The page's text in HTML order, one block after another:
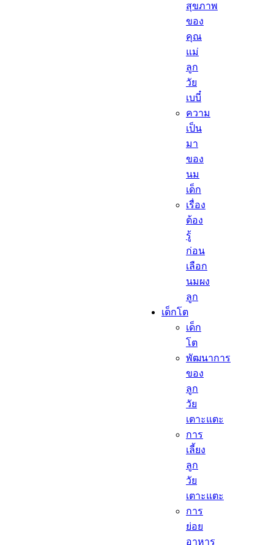
สุขภาพ
ของ
คุณ
แม่
ลูก
วัย
เบบี๋
ความ
เป็น
มา
ของ
นม
เด็ก
เรื่อง
ต้อง
รู้
ก่อน
เลือก
นมผง
ลูก​
เด็กโต​
เด็ก
โต​
พัฒนาการ
ของ
ลูก
วัย
เตาะแตะ
การ
เลี้ยง
ลูก
วัย
เตาะแตะ
การ
ย่อย
อาหาร